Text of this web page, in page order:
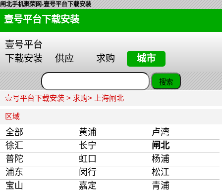
闸北手机聚荣网-壹号平台下载安装
壹号平台下载安装
壹号平台
下载安装
供应 求购 城市
壹号平台下载安装> 求购> 上海闸北
区域
全部 黄浦
卢湾
徐汇
长宁
闸北
普陀
虹口
杨浦
浦东
闵行
松江
宝山
嘉定 青浦